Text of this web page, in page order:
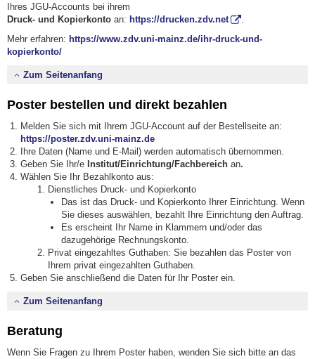
Ihres JGU-Accounts bei ihrem
Druck- und Kopierkonto an: https://drucken.zdv.net
.
Mehr erfahren: https://www.zdv.uni-mainz.de/ihr-druck-und-
kopierkonto/
Zum Seitenanfang
Poster bestellen und direkt bezahlen
Melden Sie sich mit Ihrem JGU-Account auf der Bestellseite an:
https://poster.zdv.uni-mainz.de
Ihre Daten (Name und E-Mail) werden automatisch übernommen.
Geben Sie Ihr/e Institut/Einrichtung/Fachbereichan.
Wählen Sie Ihr Bezahlkonto aus:
Dienstliches Druck- und Kopierkonto
Das ist das Druck- und Kopierkonto Ihrer Einrichtung. Wenn
Sie dieses auswählen, bezahlt Ihre Einrichtung den Auftrag.
Es erscheint Ihr Name in Klammern und/oder das
dazugehörige Rechnungskonto.
Privat eingezahltes Guthaben: Sie bezahlen das Poster von
Ihrem privat eingezahlten Guthaben.
Geben Sie anschließend die Daten für Ihr Poster ein.
Zum Seitenanfang
Beratung
Wenn Sie Fragen zu Ihrem Poster haben, wenden Sie sich bitte an das